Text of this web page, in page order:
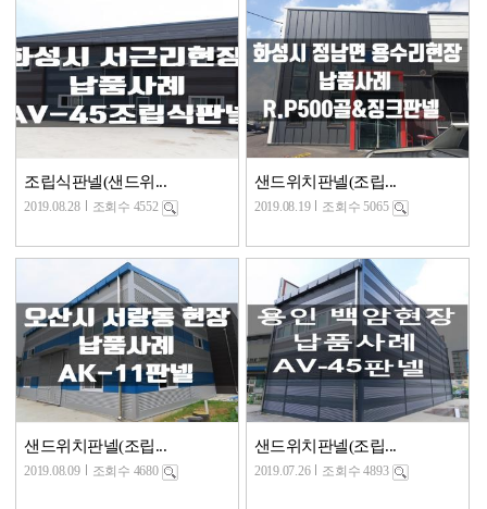
조립식판넬(샌드위...
2019.08.28 조회수 4552
샌드위치판넬(조립...
2019.08.19 조회수 5065
샌드위치판넬(조립...
2019.08.09 조회수 4680
샌드위치판넬(조립...
2019.07.26 조회수 4893